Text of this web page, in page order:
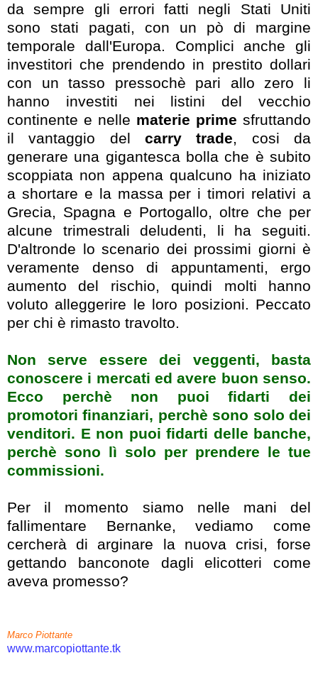
da sempre gli errori fatti negli Stati Uniti
sono stati pagati, con un pò di margine
temporale dall'Europa. Complici anche gli
investitori che prendendo in prestito dollari
con un tasso pressochè pari allo zero li
hanno investiti nei listini del vecchio
continente e nelle materie prime sfruttando
il vantaggio del carry trade, cosi da
generare una gigantesca bolla che è subito
scoppiata non appena qualcuno ha iniziato
a shortare e la massa per i timori relativi a
Grecia, Spagna e Portogallo, oltre che per
alcune trimestrali deludenti, li ha seguiti.
D'altronde lo scenario dei prossimi giorni è
veramente denso di appuntamenti, ergo
aumento del rischio, quindi molti hanno
voluto alleggerire le loro posizioni. Peccato
per chi è rimasto travolto.
Non serve essere dei veggenti, basta
conoscere i mercati ed avere buon senso.
Ecco perchè non puoi fidarti dei
promotori finanziari, perchè sono solo dei
venditori. E non puoi fidarti delle banche,
perchè sono lì solo per prendere le tue
commissioni.
Per il momento siamo nelle mani del
fallimentare Bernanke, vediamo come
cercherà di arginare la nuova crisi, forse
gettando banconote dagli elicotteri come
aveva promesso?
Marco Piottante
www.marcopiottante.tk